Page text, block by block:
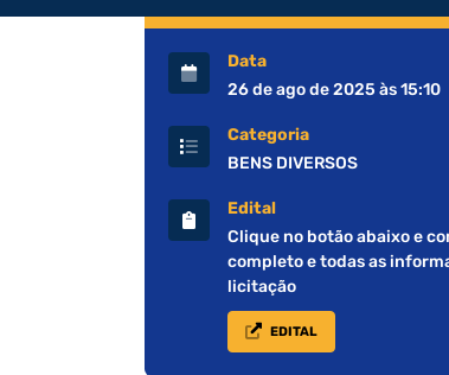
Data
26 de ago de 2025 às 15:10
Categoria
BENS DIVERSOS
Edital
Clique no botão abaixo e
completo e todas as
licitação
EDITAL